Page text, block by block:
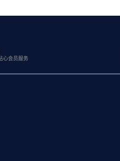
心会员服务